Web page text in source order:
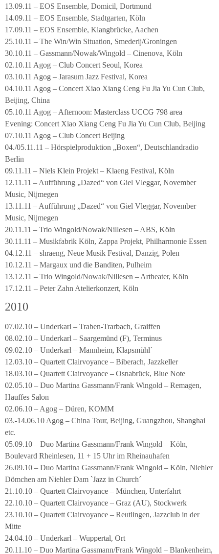
13.09.11 – EOS Ensemble, Domicil, Dortmund
14.09.11 – EOS Ensemble, Stadtgarten, Köln
17.09.11 – EOS Ensemble, Klangbrücke, Aachen
25.10.11 – The Win/Win Situation, Smederij/Groningen
30.10.11 – Gassmann/Nowak/Wingold – Cinenova, Köln
02.10.11 Agog – Club Concert Seoul, Korea
03.10.11 Agog – Jarasum Jazz Festival, Korea
04.10.11 Agog – Concert Xiao Xiang Ceng Fu Jia Yu Cun Club,
Beijing, China
05.10.11 Agog – Afternoon: Masterclass UCCG 798 area
Evening: Concert Xiao Xiang Ceng Fu Jia Yu Cun Club, Beijing
07.10.11 Agog – Club Concert Beijing
04./05.11.11 – Hörspielproduktion „Boxen“, Deutschlandradio
Berlin
09.11.11 – Niels Klein Projekt – Klaeng Festival, Köln
12.11.11 – Aufführung „Dazed“ von Giel Vleggar, November
Music, Nijmegen
13.11.11 – Aufführung „Dazed“ von Giel Vleggar, November
Music, Nijmegen
20.11.11 – Trio Wingold/Nowak/Nillesen – ABS, Köln
30.11.11 – Musikfabrik Köln, Zappa Projekt, Philharmonie Essen
04.12.11 – shraeng, Neue Musik Festival, Danzig, Polen
10.12.11 – Margaux und die Banditen, Pulheim
13.12.11 – Trio Wingold/Nowak/Nillesen – Artheater, Köln
17.12.11 – Peter Zahn Atelierkonzert, Köln
2010
07.02.10 – Underkarl – Traben-Trarbach, Graiffen
08.02.10 – Underkarl – Saargemünd (F), Terminus
09.02.10 – Underkarl – Mannheim, Klapsmühl´
12.03.10 – Quartett Clairvoyance – Biberach, Jazzkeller
18.03.10 – Quartett Clairvoyance – Osnabrück, Blue Note
02.05.10 – Duo Martina Gassmann/Frank Wingold – Remagen,
Hauffes Salon
02.06.10 – Agog – Düren, KOMM
03.-14.06.10 Agog – China Tour, Beijing, Guangzhou, Shanghai
etc.
05.09.10 – Duo Martina Gassmann/Frank Wingold – Köln,
Boulevard Rheinlesen, 11 + 15 Uhr im Rheinauhafen
26.09.10 – Duo Martina Gassmann/Frank Wingold – Köln, Niehler
Dömchen am Niehler Dam `Jazz in Church´
21.10.10 – Quartett Clairvoyance – München, Unterfahrt
22.10.10 – Quartett Clairvoyance – Graz (AU), Stockwerk
23.10.10 – Quartett Clairvoyance – Reutlingen, Jazzclub in der
Mitte
24.04.10 – Underkarl – Wuppertal, Ort
20.11.10 – Duo Martina Gassmann/Frank Wingold – Blankenheim,